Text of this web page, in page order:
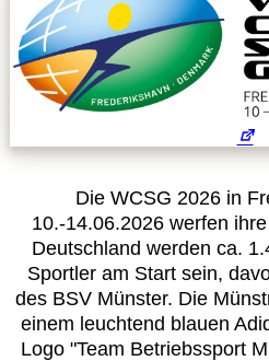
Downloads
Kalender
Anmelden
Betriebssportiade
Die WCSG 2026 in
10.-14.06.2026 werfen
Deutschland werden ca.
Sportler am Start sein,
des BSV Münster. Die
einem leuchtend blauen
Logo "Team Betriebssport